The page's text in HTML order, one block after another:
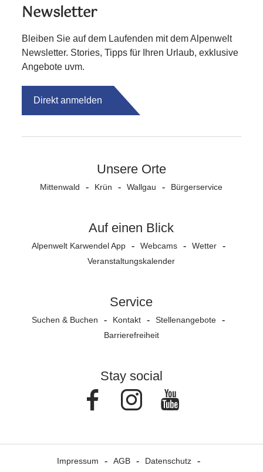
Newsletter
Bleiben Sie auf dem Laufenden mit dem Alpenwelt
Newsletter. Stories, Tipps für Ihren Urlaub, exklusive
Angebote uvm.
Direkt anmelden
Unsere Orte
Mittenwald Krün Wallgau Bürgerservice
Auf einen Blick
Alpenwelt Karwendel App Webcams
Wetter
Veranstaltungs­kalender
Service
Suchen & Buchen Kontakt
Stellenangebote
Barrierefreiheit
Stay social
FacebookInstagram
Impressum AGB
Datenschutz